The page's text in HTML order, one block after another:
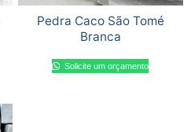
Pedra Caco São Tomé
Branca
Solicite um orçamento